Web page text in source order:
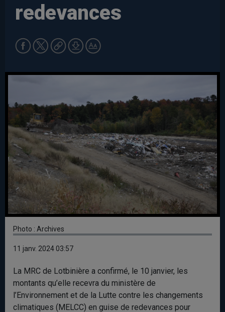
redevances
Photo : Archives
11 janv. 2024 03:57
La MRC de Lotbinière a confirmé, le 10 janvier, les
montants qu’elle recevra du ministère de
l’Environnement et de la Lutte contre les changements
climatiques (MELCC) en guise de redevances pour